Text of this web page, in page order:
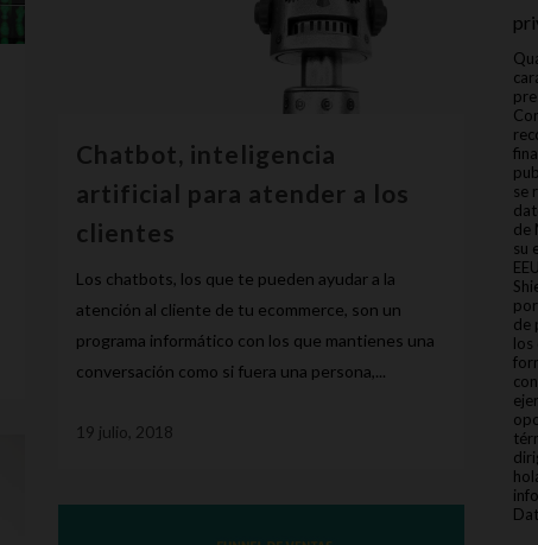
Chatbot, inteligencia
artificial para atender a los
clientes
Los chatbots, los que te pueden ayudar a la
atención al cliente de tu ecommerce, son un
programa informático con los que mantienes una
conversación como si fuera una persona,...
19 julio, 2018
se
de
su
de
los